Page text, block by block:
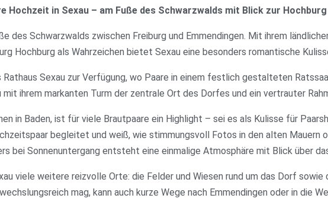
Hochzeit in Sexau – am Fuße des Schwarzwalds mit Blick zur Hochburg
des Schwarzwalds zwischen Freiburg und Emmendingen. Mit ihrem
Hochburg als Wahrzeichen bietet Sexau eine besonders romantische
Sexau zur Verfügung, wo Paare in einem festlich gestalteten
ihrem markanten Turm der zentrale Ort des Dorfes und ein vertrauter
in Baden, ist für viele Brautpaare ein Highlight – sei es als Kulisse für
begleitet und weiß, wie stimmungsvoll Fotos in den alten Mauern
bei Sonnenuntergang entsteht eine einmalige Atmosphäre mit Blick über
viele weitere reizvolle Orte: die Felder und Wiesen rund um das Dorf sowie
mag, kann auch kurze Wege nach Emmendingen oder in die